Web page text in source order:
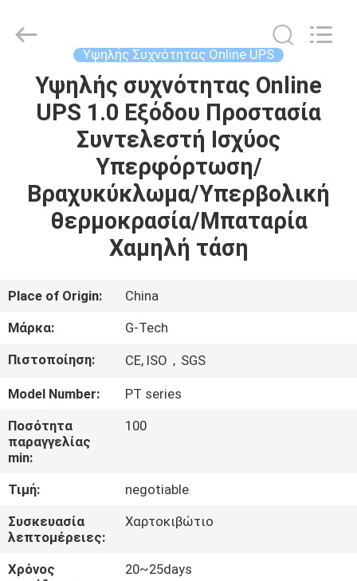
ΣΠΊΤΙ
ΠΡΟΪΌΝΤΑ
ΣΧΕΤΙΚΆ
ΕΠΙΣΚΕΨΉ
ΕΡΓΟΣΤΑΣΊΟΥ
ΈΛΕΓΧΟΣ
ΠΟΙΌΤΗΤΑΣ
ΕΠΙΚΟΙΝΩΝΉΣΤΕ
ΜΑΣ
ΕΙΔΉΣΕΙΣ
POWER
GROUP.
Υψηλής Συχνότητας Online UPS
Υψηλής συχνότητας Online
UPS 1.0 Εξόδου Προστασία
Συντελεστή Ισχύος
Υπερφόρτωση/
Βραχυκύκλωμα/Υπερβολική
θερμοκρασία/Μπαταρία
Χαμηλή τάση
Place of Origin:
China
Μάρκα:
G-Tech
Πιστοποίηση:
CE, ISO，SGS
Model Number:
PT series
Ποσότητα
παραγγελίας
min:
100
Τιμή:
negotiable
Συσκευασία
λεπτομέρειες:
Χαρτοκιβώτιο
Χρόνος
20~25days